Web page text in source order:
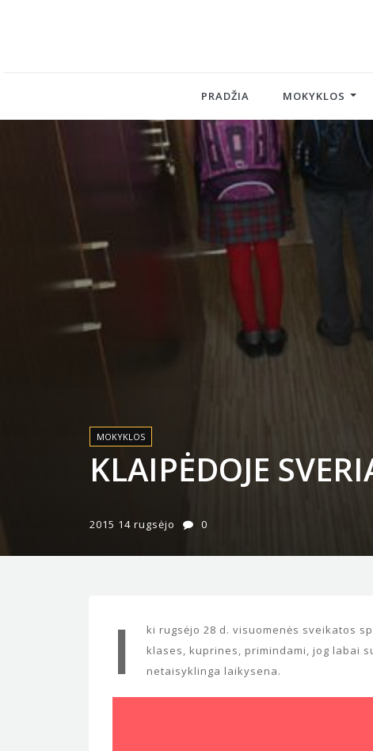
PRADŽIA MOKYKLOS
MOKYKLOS
KLAIPĖDOJE
2015 14 rugsėjo 0
I
ki rugsėjo 28 d. visuomenės sveikatos
klases, kuprines, primindami, jog labai
netaisyklinga laikysena.